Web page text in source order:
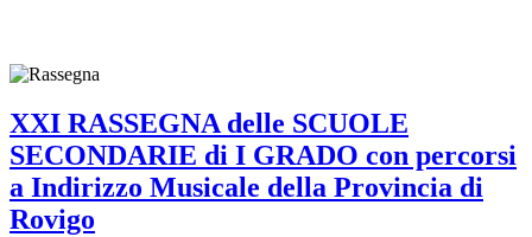
XXI RASSEGNA delle SCUOLE
SECONDARIE di I GRADO con percorsi
a Indirizzo Musicale della Provincia di
Rovigo